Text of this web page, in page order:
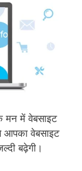
मन में वेबसाइट
आपका वेबसाइट
बढ़ेगी।